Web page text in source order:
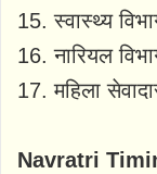
15. स्वास्थ्य
16. नारियल
17. महिला
Navratri